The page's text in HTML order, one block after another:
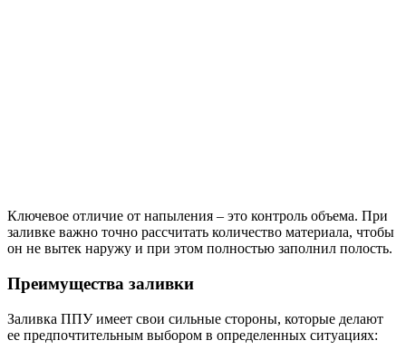
Ключевое отличие от напыления – это контроль объема. При
заливке важно точно рассчитать количество материала, чтобы
он не вытек наружу и при этом полностью заполнил полость.
Преимущества заливки
Заливка ППУ имеет свои сильные стороны, которые делают
ее предпочтительным выбором в определенных ситуациях: